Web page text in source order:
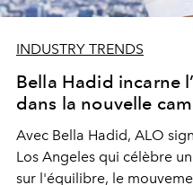
INDUSTRY TRENDS
Bella Hadid incarne
dans la nouvelle
Avec Bella Hadid, ALO
Los Angeles qui célèbre
sur l'équilibre, le